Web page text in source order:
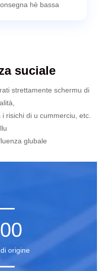
hè bassa
suciale
strettamente schermu di
risichi di u cummerciu, etc.
glubale
origine